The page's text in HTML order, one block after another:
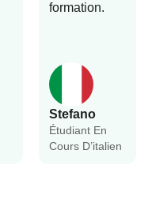
Stefano
Étudiant En
Cours D’italien
formation.